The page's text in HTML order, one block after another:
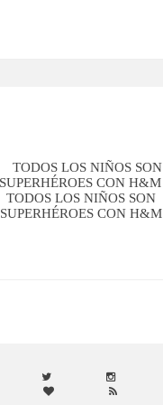
TODOS LOS NIÑOS SON
SUPERHÉROES CON H&M